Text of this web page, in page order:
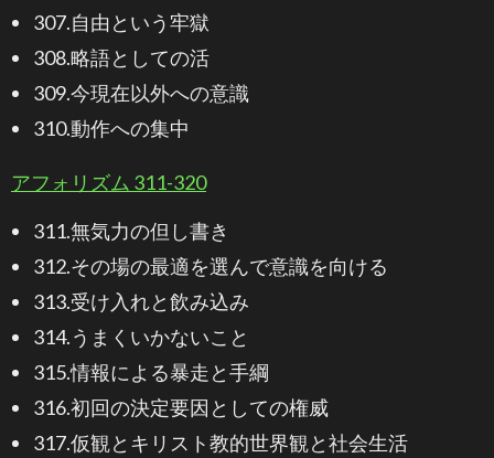
307.自由という牢獄
308.略語としての活
309.今現在以外への意識
310.動作への集中
アフォリズム 311-320
311.無気力の但し書き
312.その場の最適を選んで意識を向ける
313.受け入れと飲み込み
314.うまくいかないこと
315.情報による暴走と手綱
316.初回の決定要因としての権威
317.仮観とキリスト教的世界観と社会生活